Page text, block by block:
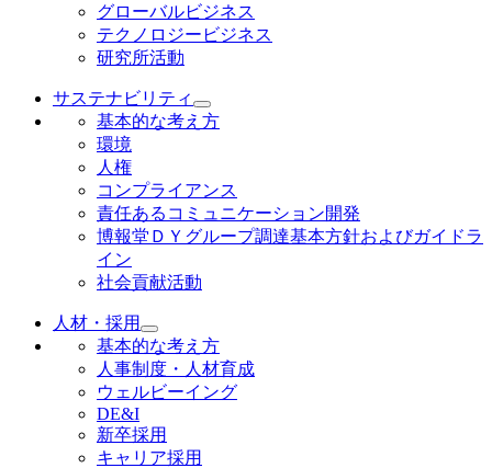
グローバルビジネス
テクノロジービジネス
研究所活動
サステナビリティ
基本的な考え方
環境
人権
コンプライアンス
責任あるコミュニケーション開発
博報堂ＤＹグループ調達基本方針およびガイドラ
イン
社会貢献活動
人材・採用
基本的な考え方
人事制度・人材育成
ウェルビーイング
DE&I
新卒採用
キャリア採用